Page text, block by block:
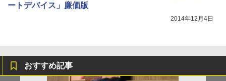
ートデバイス」廉価版
2014年12月4日
おすすめ記事